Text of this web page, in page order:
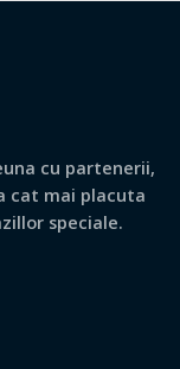
cu partenerii,
cat mai placuta
speciale.